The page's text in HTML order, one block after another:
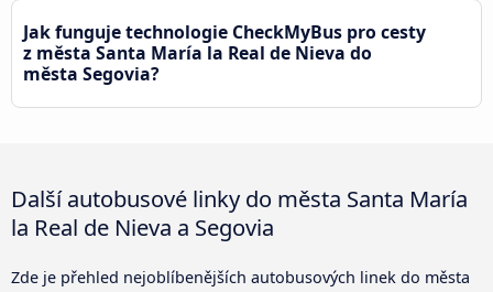
Jak funguje technologie CheckMyBus pro cesty
z města Santa María la Real de Nieva do
města Segovia?
Další autobusové linky do města Santa María
la Real de Nieva a Segovia
Zde je přehled nejoblíbenějších autobusových linek do města